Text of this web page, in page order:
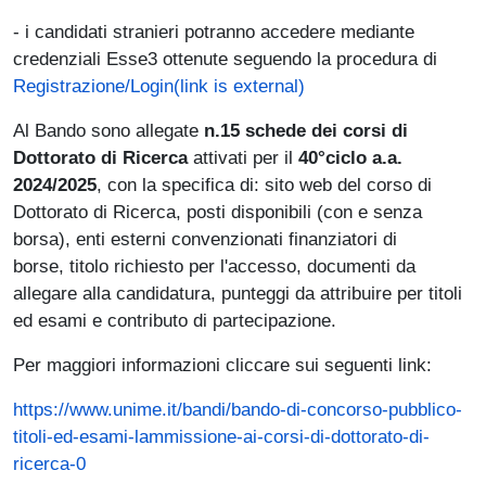
- i candidati stranieri potranno accedere mediante
credenziali Esse3 ottenute seguendo la procedura di
Registrazione/Login(link is external)
Al Bando sono allegate n.15 schede dei corsi di
Dottorato di Ricercaattivati per il 40°ciclo a.a.
2024/2025, con la specifica di: sito web del corso di
Dottorato di Ricerca, posti disponibili (con e senza
borsa), enti esterni convenzionati finanziatori di
borse, titolo richiesto per l'accesso, documenti da
allegare alla candidatura, punteggi da attribuire per titoli
ed esami e contributo di partecipazione.
Per maggiori informazioni cliccare sui seguenti link:
https://www.unime.it/bandi/bando-di-concorso-pubblico-
titoli-ed-esami-lammissione-ai-corsi-di-dottorato-di-
ricerca-0